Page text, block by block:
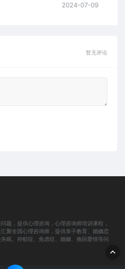
2024-07-09
暂无评论
题，提供心理咨询，心理咨询师培训课程，
聚全国心理咨询师，提供亲子教育、婚姻恋
眠、抑郁症、焦虑症、婚姻、挽回爱情等问